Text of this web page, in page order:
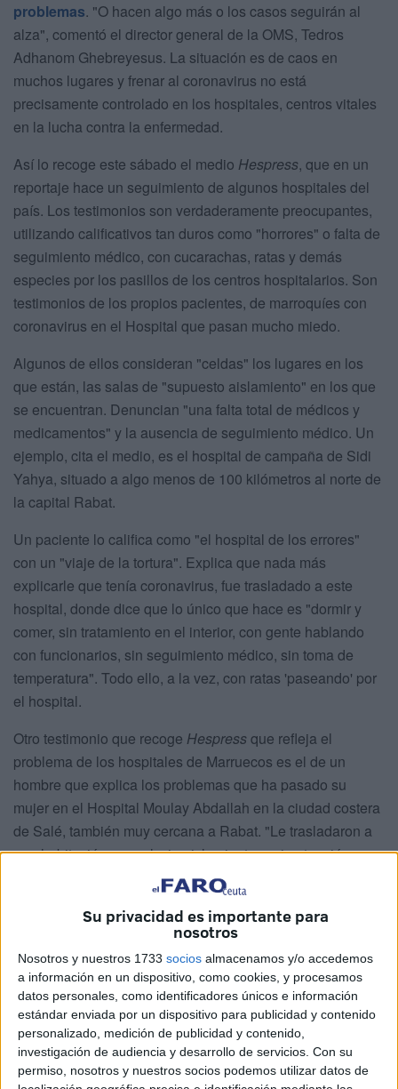
Su privacidad es importante para
nosotros
Nosotros y nuestros 1733 socios almacenamos y/o accedemos
a información en un dispositivo, como cookies, y procesamos
datos personales, como identificadores únicos e información
estándar enviada por un dispositivo para publicidad y contenido
personalizado, medición de publicidad y contenido,
investigación de audiencia y desarrollo de servicios. Con su
permiso, nosotros y nuestros socios podemos utilizar datos de
problemas. "O hacen algo más o los casos seguirán al
alza", comentó el director general de la OMS, Tedros
Adhanom Ghebreyesus. La situación es de caos en
muchos lugares y frenar al coronavirus no está
precisamente controlado en los hospitales, centros vitales
en la lucha contra la enfermedad.
Así lo recoge este sábado el medio Hespress, que en un
reportaje hace un seguimiento de algunos hospitales del
país. Los testimonios son verdaderamente preocupantes,
utilizando calificativos tan duros como "horrores" o falta de
seguimiento médico, con cucarachas, ratas y demás
especies por los pasillos de los centros hospitalarios. Son
testimonios de los propios pacientes, de marroquíes con
coronavirus en el Hospital que pasan mucho miedo.
Algunos de ellos consideran "celdas" los lugares en los
que están, las salas de "supuesto aislamiento" en los que
se encuentran. Denuncian "una falta total de médicos y
medicamentos" y la ausencia de seguimiento médico. Un
ejemplo, cita el medio, es el hospital de campaña de Sidi
Yahya, situado a algo menos de 100 kilómetros al norte de
la capital Rabat.
Un paciente lo califica como "el hospital de los errores"
con un "viaje de la tortura". Explica que nada más
explicarle que tenía coronavirus, fue trasladado a este
hospital, donde dice que lo único que hace es "dormir y
comer, sin tratamiento en el interior, con gente hablando
con funcionarios, sin seguimiento médico, sin toma de
temperatura". Todo ello, a la vez, con ratas 'paseando' por
el hospital.
Otro testimonio que recoge Hespress que refleja el
problema de los hospitales de Marruecos es el de un
hombre que explica los problemas que ha pasado su
mujer en el Hospital Moulay Abdallah en la ciudad costera
de Salé, también muy cercana a Rabat. "Le trasladaron a
una habitación normal, sin aislamiento, y sin atención.
Cuando ya era tarde, fue ingresada en cuidados intensivos
porque ya no podía respirar", denuncia. Él, posteriormente
también contagiado, fue trasladado al mismo centro
del pasillo y había mucha suciedad".
Otro paciente de este hospital asegura incluso que en el
interior "se vendía hachís". Denuncia que "había más de
15 personas en cada habitación con mucho calor, ratas y
cucarachas. Nadie presentaba síntomas, algunos jugaban